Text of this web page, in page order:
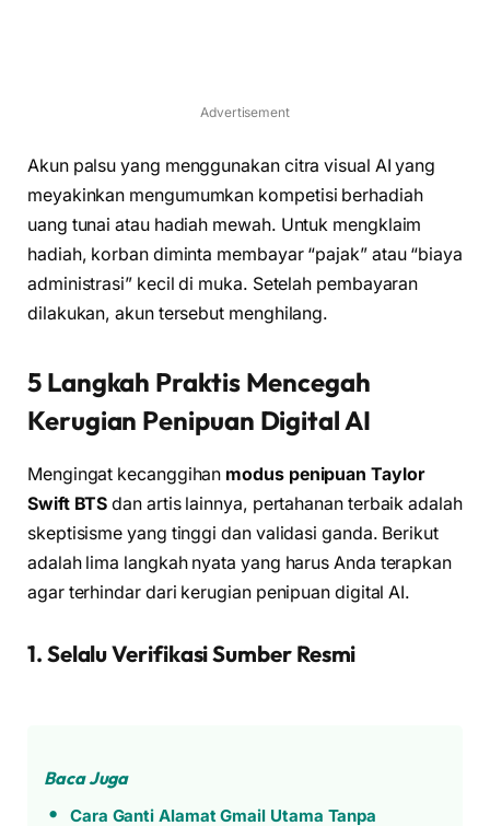
Advertisement
Akun palsu yang menggunakan citra visual AI yang
meyakinkan mengumumkan kompetisi berhadiah
uang tunai atau hadiah mewah. Untuk mengklaim
hadiah, korban diminta membayar “pajak” atau “biaya
administrasi” kecil di muka. Setelah pembayaran
dilakukan, akun tersebut menghilang.
5 Langkah Praktis Mencegah
Kerugian Penipuan Digital AI
Mengingat kecanggihan modus penipuan Taylor
Swift BTS dan artis lainnya, pertahanan terbaik adalah
skeptisisme yang tinggi dan validasi ganda. Berikut
adalah lima langkah nyata yang harus Anda terapkan
agar terhindar dari kerugian penipuan digital AI.
1. Selalu Verifikasi Sumber Resmi
Baca Juga
Cara Ganti Alamat Gmail Utama Tanpa